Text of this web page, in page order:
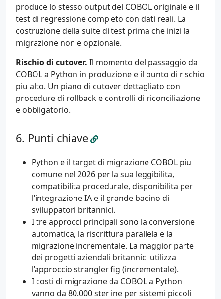
produce lo stesso output del COBOL originale e il
test di regressione completo con dati reali. La
costruzione della suite di test prima che inizi la
migrazione non e opzionale.
Rischio di cutover. Il momento del passaggio da
COBOL a Python in produzione e il punto di rischio
piu alto. Un piano di cutover dettagliato con
procedure di rollback e controlli di riconciliazione
e obbligatorio.
Punti chiave
Python e il target di migrazione COBOL piu
comune nel 2026 per la sua leggibilita,
compatibilita procedurale, disponibilita per
l’integrazione IA e il grande bacino di
sviluppatori britannici.
I tre approcci principali sono la conversione
automatica, la riscrittura parallela e la
migrazione incrementale. La maggior parte
dei progetti aziendali britannici utilizza
l’approccio strangler fig (incrementale).
I costi di migrazione da COBOL a Python
vanno da 80.000 sterline per sistemi piccoli